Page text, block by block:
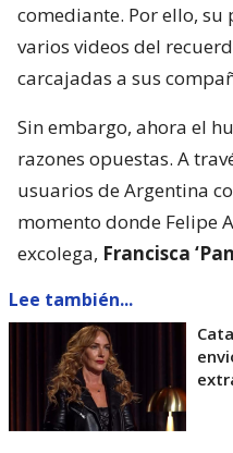
comediante. Por ello,
varios videos del
carcajadas a sus
Sin embargo, ahora el
razones opuestas. A
usuarios de Argentina
momento donde Felipe
excolega, Francisca
Lee también...